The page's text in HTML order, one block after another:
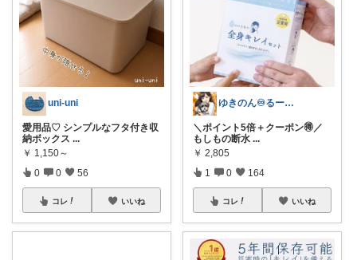
uni-uni
愛用品♡ シンプルなフタ付き収
納ボックス ...
￥ 1,150～
0 0 56
コレ いいね
ゆきのん♾️るーむ🏠
＼ポイント5倍＋クーポン🉐／
もしもの断水 ...
￥ 2,805
1 0 164
コレ いいね